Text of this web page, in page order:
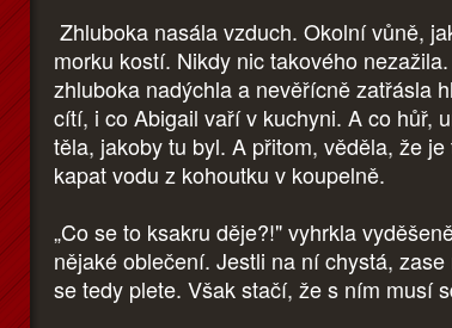
Zhluboka nasála vzduch. Okolní vůně,
morku kostí. Nikdy nic takového
zhluboka nadýchla a nevěřícně zatřásla
cítí, i co Abigail vaří v kuchyni. A co hůř,
těla, jakoby tu byl. A přitom, věděla, že
kapat vodu z kohoutku v koupelně.
„Co se to ksakru děje?!" vyhrkla
nějaké oblečení. Jestli na ní chystá,
se tedy plete. Však stačí, že s ním musí